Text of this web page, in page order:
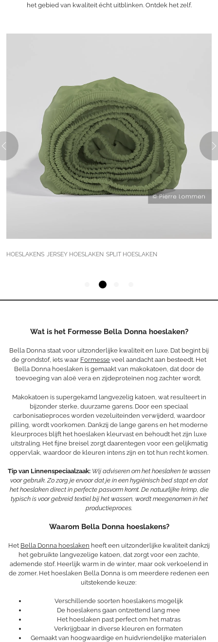
het gebied van kwaliteit écht uitblinken. Ontdek het zelf.
HOESLAKENS JERSEY HOESLAKEN SPLIT HOESLAKEN
Wat is het Formesse Bella Donna hoeslaken?
Bella Donna staat voor uitzonderlijke kwaliteit en luxe. Dat begint bij
de grondstof, iets waar Formesse veel aandacht aan besteedt. Het
Bella Donna hoeslaken is gemaakt van makokatoen, dat door de
toevoeging van aloë vera en zijdeproteïnen nog zachter wordt.
Makokatoen is supergekamd langvezelig katoen, wat resulteert in
bijzonder sterke, duurzame garens. Door een speciaal
carbonisatieproces worden vezeluiteinden verwijderd, waardoor
pilling, wordt voorkomen. Dankzij de lange garens en het moderne
kleurproces blijft het hoeslaken kleurvast en behoudt het zijn luxe
uitstraling. Het fijne breisel zorgt daarentegen voor een gelijkmatig
oppervlak, waardoor de kleuren intens zijn en tot hun recht komen.
Tip van Linnenspeciaalzaak: Wij adviseren om het hoeslaken te wassen
voor gebruik. Zo zorg je ervoor dat je in een hygiënisch bed stapt en dat
het hoeslaken direct in perfecte pasvorm komt. De natuurlijke krimp, die
typisch is voor gebreid textiel bij het wassen, wordt meegenomen in het
productieproces.
Waarom Bella Donna hoeslakens?
Het Bella Donna hoeslaken heeft een uitzonderlijke kwaliteit dankzij
het gebruikte langvezelige katoen, dat zorgt voor een zachte,
ademende stof. Heerlijk warm in de winter, maar ook verkoelend in
de zomer. Het hoeslaken Bella Donna is om meerdere redenen een
uitstekende keuze:
Verschillende soorten hoeslakens mogelijk
De hoeslakens gaan ontzettend lang mee
Het hoeslaken past perfect om het matras
Verkrijgbaar in diverse kleuren en formaten
Gemaakt van hoogwaardige en huidvriendelijke materialen